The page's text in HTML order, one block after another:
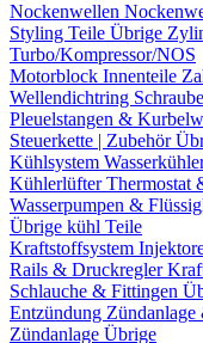
Nockenwellen
Styling Teile Übrige
Turbo/Kompressor/NOS
Motorblock Innenteile
Wellendichtring
Pleuelstangen &
Steuerkette | Zubehör
Kühlsystem
KühlerlüfterThermostat
Wasserpumpen &
Übrige kühl Teile
Kraftstoffsystem
Rails & Druckregler
Schlauche & Fittingen
Entzündung
Zündanlage Übrige